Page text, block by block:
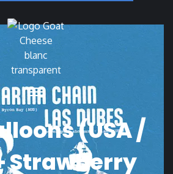
(USA /
Strawberry